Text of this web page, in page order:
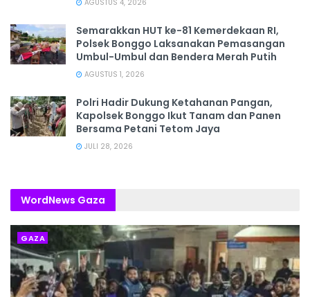
AGUSTUS 4, 2026
Semarakkan HUT ke-81 Kemerdekaan RI,
Polsek Bonggo Laksanakan Pemasangan
Umbul-Umbul dan Bendera Merah Putih
AGUSTUS 1, 2026
Polri Hadir Dukung Ketahanan Pangan,
Kapolsek Bonggo Ikut Tanam dan Panen
Bersama Petani Tetom Jaya
JULI 28, 2026
WordNews Gaza
GAZA